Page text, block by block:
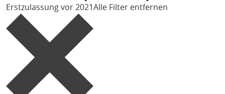
Erstzulassung vor 2021Alle Filter entfernen